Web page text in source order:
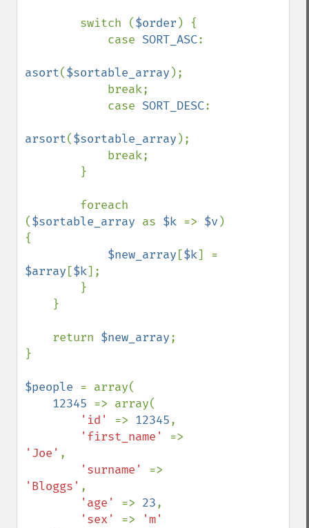
        switch (
$order ) {
            case
SORT_ASC:
asort($sortable_array );
            case
SORT_DESC:
arsort($sortable_array );
($sortable_array as $k => $v)
{
$new_array [$k
$array [$k];
    return
$new_array;
}
$people = array(
12345 => array(
'id' => 12345,
'first_name'
'Joe' ,
'surname'
'Bloggs' ,
'age' => 23,
'sex' =>
'm'